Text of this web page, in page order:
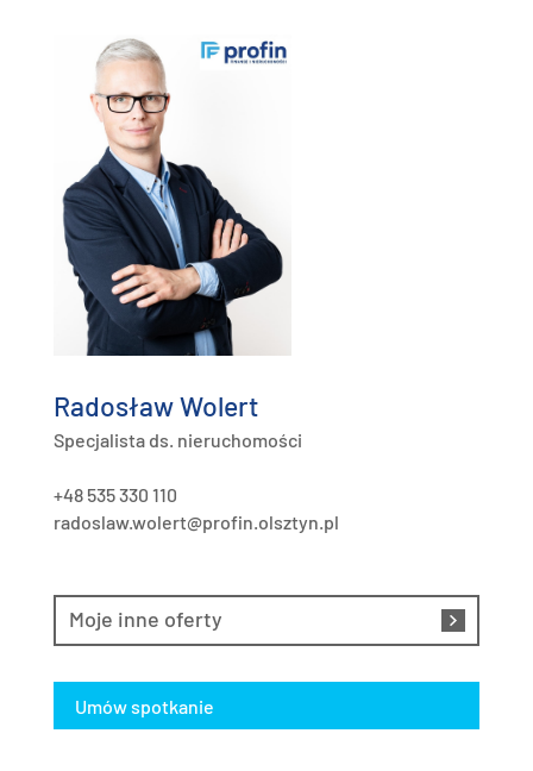
Radosław Wolert
Specjalista ds. nieruchomości
+48 535 330 110
radoslaw.wolert@profin.olsztyn.pl
Moje inne oferty
Umów spotkanie